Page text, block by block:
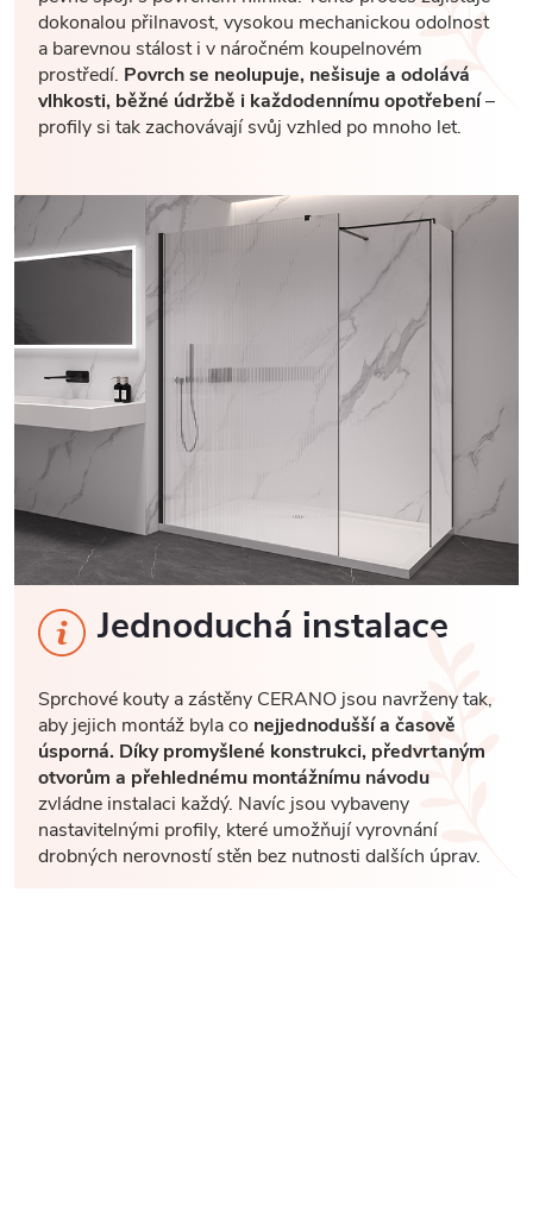
dokonalou přilnavost, vysokou mechanickou odolnost
a barevnou stálost i v náročném koupelnovém
prostředí. Povrch se neolupuje, nešisuje a odolává
vlhkosti, běžné údržbě i každodennímu opotřebení–
profily si tak zachovávají svůj vzhled po mnoho let.
Jednoduchá instalace
Sprchové kouty a zástěny CERANO jsou navrženy tak,
aby jejich montáž byla co nejjednodušší a časově
úsporná. Díky promyšlené konstrukci, předvrtaným
otvorům a přehlednému montážnímu návodu
zvládne instalaci každý. Navíc jsou vybaveny
nastavitelnými profily, které umožňují vyrovnání
drobných nerovností stěn bez nutnosti dalších úprav.